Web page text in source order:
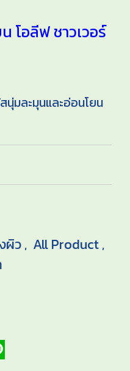
โอลีฟ ชาวเวอร์
นุ่มละมุนและอ่อนโยน
ผิว , All Product ,